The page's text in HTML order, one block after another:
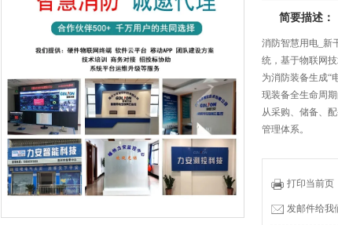
简要描述：
消防智慧用电_新
统，基于物联网
为消防装备生成“
现装备全生命周
从采购、储备、
管理体系。
打印当前页
发邮件给我